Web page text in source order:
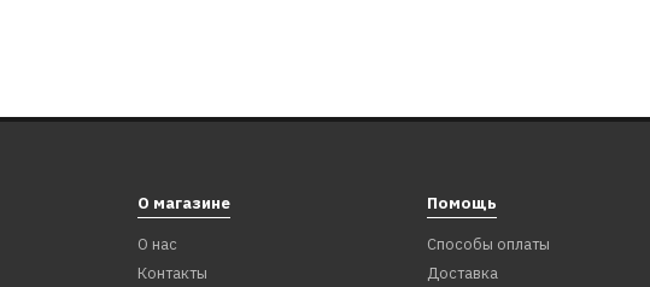
В корзину В корзину
О магазине
О нас
Контакты
Помощь
Способы оплаты
Доставка